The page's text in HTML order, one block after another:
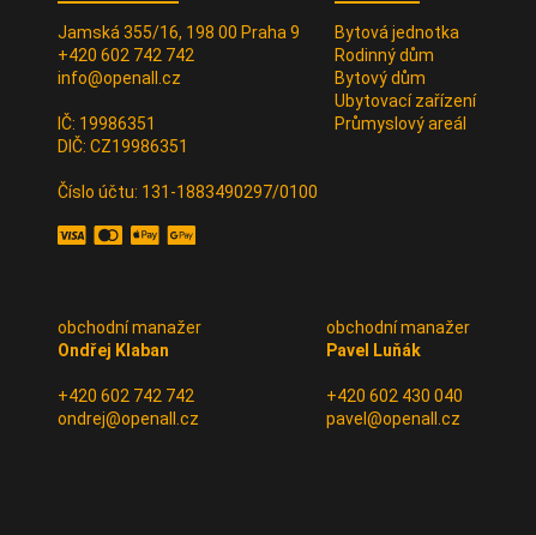
Jamská 355/16, 198 00 Praha 9
+420 602 742 742
info@openall.cz
IČ: 19986351
DIČ: CZ19986351
Číslo účtu: 131-1883490297/0100
Bytová jednotka
Rodinný dům
Bytový dům
Ubytovací zařízení
Průmyslový areál
obchodní manažer
Ondřej Klaban
+420 602 742 742
ondrej@openall.cz
obchodní manažer
Pavel Luňák
+420 602 430 040
pavel@openall.cz